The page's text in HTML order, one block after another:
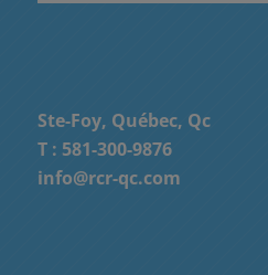
Ste-Foy, Québec, Qc
T : 581-300-9876
info@rcr-qc.com